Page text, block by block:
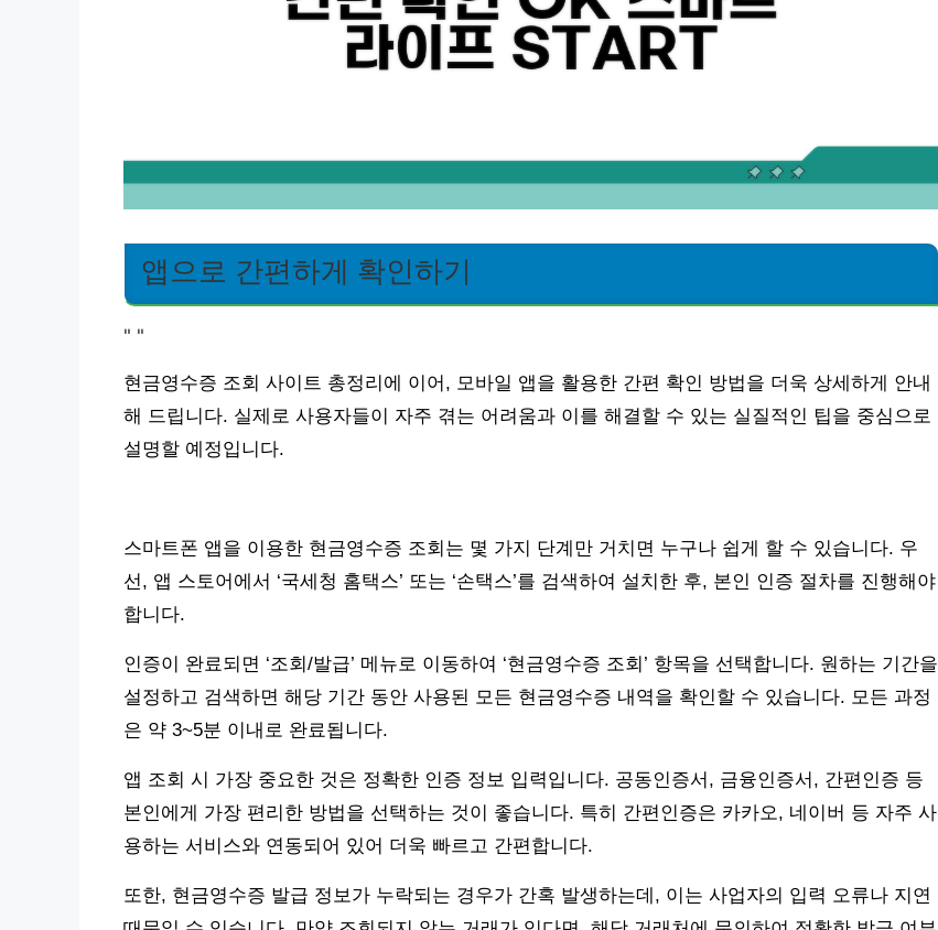
앱으로 간편하게 확인하기
" "
현금영수증 조회 사이트 총정리에 이어, 모바일 앱을 활용한 간편 확인 방법을 더욱 상세하게 안내
해 드립니다. 실제로 사용자들이 자주 겪는 어려움과 이를 해결할 수 있는 실질적인 팁을 중심으로
설명할 예정입니다.
스마트폰 앱을 이용한 현금영수증 조회는 몇 가지 단계만 거치면 누구나 쉽게 할 수 있습니다. 우
선, 앱 스토어에서 ‘국세청 홈택스’ 또는 ‘손택스’를 검색하여 설치한 후, 본인 인증 절차를 진행해야
합니다.
인증이 완료되면 ‘조회/발급’ 메뉴로 이동하여 ‘현금영수증 조회’ 항목을 선택합니다. 원하는 기간을
설정하고 검색하면 해당 기간 동안 사용된 모든 현금영수증 내역을 확인할 수 있습니다. 모든 과정
은 약 3~5분 이내로 완료됩니다.
앱 조회 시 가장 중요한 것은 정확한 인증 정보 입력입니다. 공동인증서, 금융인증서, 간편인증 등
본인에게 가장 편리한 방법을 선택하는 것이 좋습니다. 특히 간편인증은 카카오, 네이버 등 자주 사
용하는 서비스와 연동되어 있어 더욱 빠르고 간편합니다.
또한, 현금영수증 발급 정보가 누락되는 경우가 간혹 발생하는데, 이는 사업자의 입력 오류나 지연